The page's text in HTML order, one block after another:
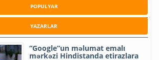
POPULYAR
YAZARLAR
“Google”un məlumat emalı
mərkəzi Hindistanda etirazlara